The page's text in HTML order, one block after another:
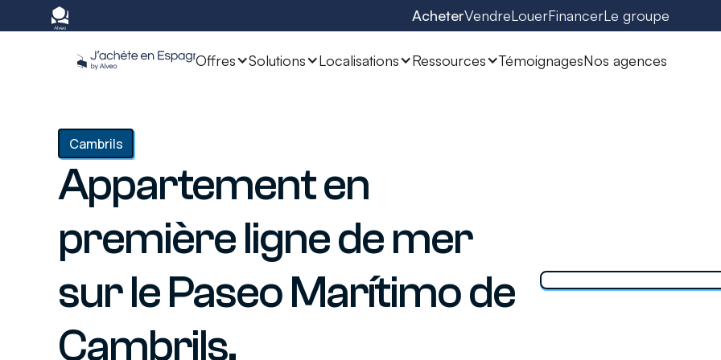
AcheterVendreLouerFinancerLe groupe
Offres Solutions Localisations Ressources TémoignagesNos agences
Cambrils
Appartement en
première ligne de mer
sur le Paseo Marítimo de
Cambrils.